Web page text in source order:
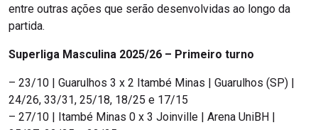
entre outras ações que serão desenvolvidas ao longo da
partida.
Superliga Masculina 2025/26 – Primeiro turno
– 23/10 | Guarulhos 3 x 2 Itambé Minas | Guarulhos (SP) |
24/26, 33/31, 25/18, 18/25 e 17/15
– 27/10 | Itambé Minas 0 x 3 Joinville | Arena UniBH |